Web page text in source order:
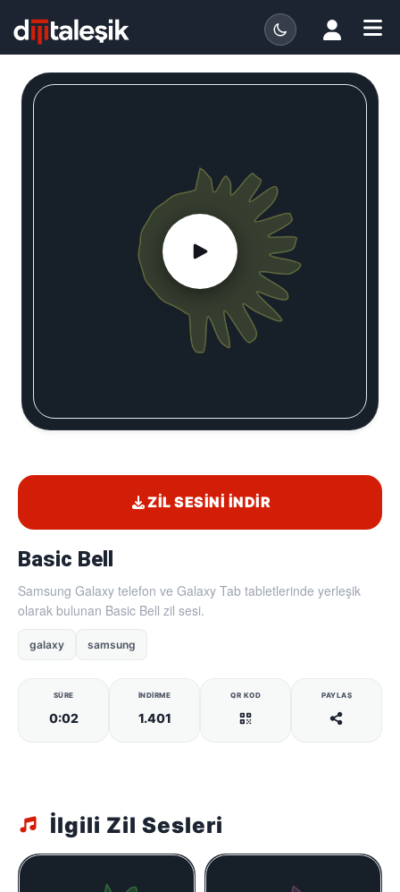
Basic Bell
Samsung Galaxy telefon ve Galaxy Tab tabletlerinde yerleşik
olarak bulunan Basic Bell zil sesi.
galaxy samsung
SÜRE
0:02
İNDIRME
1.401
QR KOD PAYLAŞ
ZIL SESINI İNDIR
İlgili Zil Sesleri